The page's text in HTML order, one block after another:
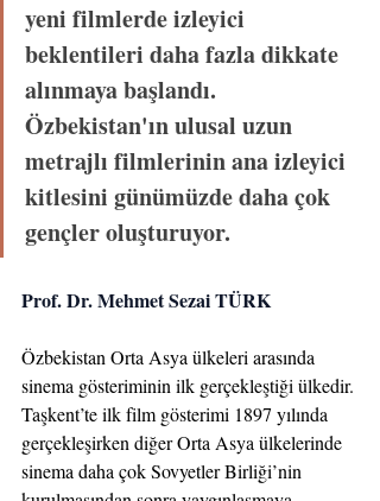
yeni filmlerde izleyici
beklentileri daha fazla dikkate
alınmaya başlandı.
Özbekistan'ın ulusal uzun
metrajlı filmlerinin ana izleyici
kitlesini günümüzde daha çok
gençler oluşturuyor.
Prof. Dr. Mehmet Sezai TÜRK
Özbekistan Orta Asya ülkeleri arasında
sinema gösteriminin ilk gerçekleştiği ülkedir.
Taşkent’te ilk film gösterimi 1897 yılında
gerçekleşirken diğer Orta Asya ülkelerinde
sinema daha çok Sovyetler Birliği’nin